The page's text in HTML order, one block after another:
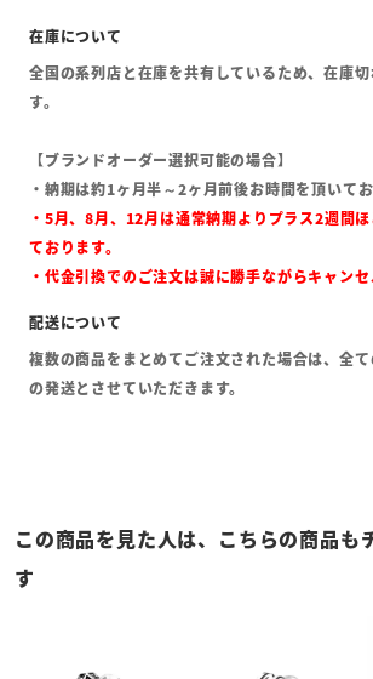
全国の系列店と在庫を共有しているため、在庫
す。
【ブランドオーダー選択可能の場合】
・納期は約1ヶ月半～2ヶ月前後お時間を頂いてお
・5月、8月、12月は通常納期よりプラス2週間
ております。
・代金引換でのご注文は誠に勝手ながらキャンセ
複数の商品をまとめてご注文された場合は、全
の発送とさせていただきます。
この商品を見た人は、こちらの商品も
す